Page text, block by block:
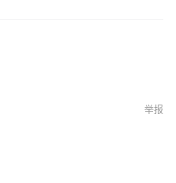
举报